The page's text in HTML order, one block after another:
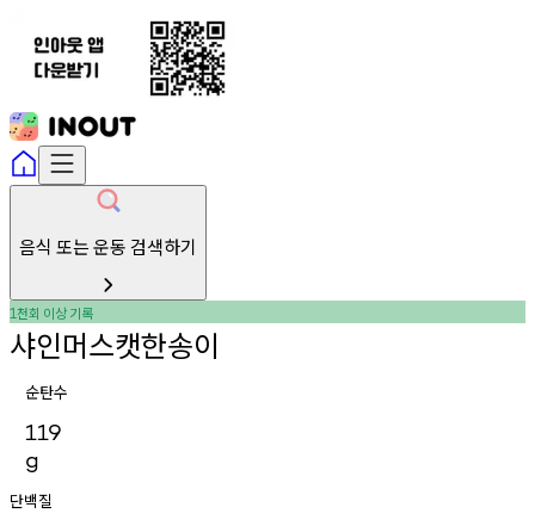
음식 또는 운동 검색하기
1천회 이상기록
샤인머스캣한송이
순탄수
119
g
단백질